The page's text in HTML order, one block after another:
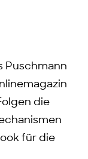
Puschmann
die
für die